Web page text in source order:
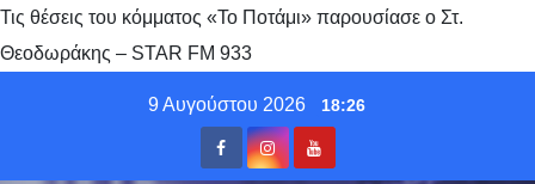
Τις θέσεις του κόμματος «Το Ποτάμι» παρουσίασε ο Στ.
Θεοδωράκης – STAR FM 933
9 Αυγούστου 2026 18:26